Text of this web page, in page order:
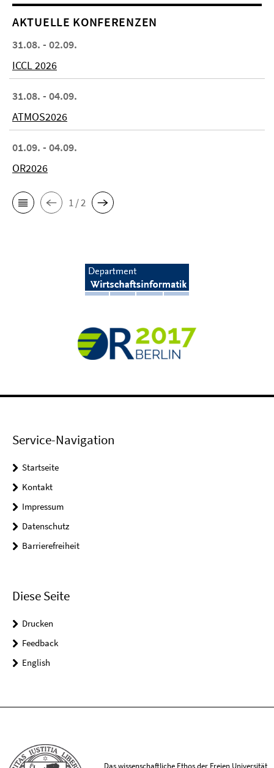
AKTUELLE KONFERENZEN
31.08. - 02.09.
ICCL 2026
31.08. - 04.09.
ATMOS2026
01.09. - 04.09.
OR2026
1 / 2
Service-Navigation
Startseite
Kontakt
Impressum
Datenschutz
Barrierefreiheit
Diese Seite
Drucken
Feedback
English